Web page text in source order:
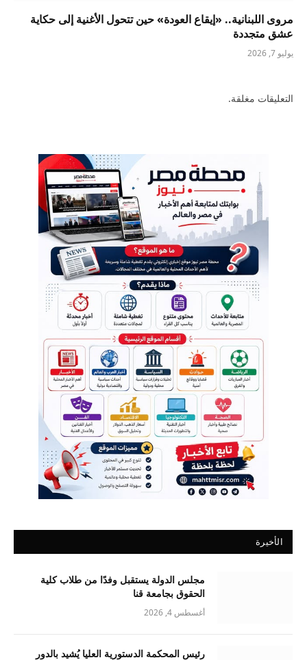
مروى اللبنانية.. «إيقاع العودة» حين تتحول الأغنية إلى حكاية
عشق متجددة
يوليو 7, 2026
التعليقات مغلقة.
الأخيرة
مجلس الدولة يستقبل وفدًا من طلاب كلية
الحقوق بجامعة قنا
أغسطس 4, 2026
رئيس المحكمة الدستورية العليا يُشيد بالدور